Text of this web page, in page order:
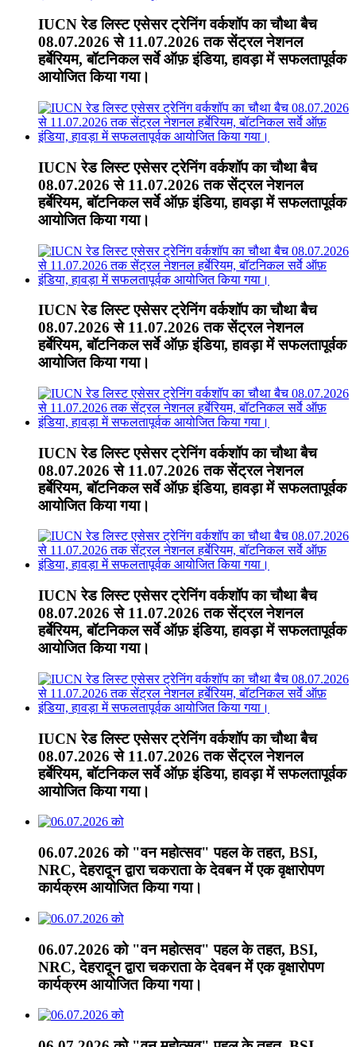
IUCN रेड लिस्ट एसेसर ट्रेनिंग वर्कशॉप का चौथा बैच
08.07.2026 से 11.07.2026 तक सेंट्रल नेशनल
हर्बेरियम, बॉटनिकल सर्वे ऑफ़ इंडिया, हावड़ा में सफलतापूर्वक
आयोजित किया गया।
IUCN रेड लिस्ट एसेसर ट्रेनिंग वर्कशॉप का चौथा बैच
08.07.2026 से 11.07.2026 तक सेंट्रल नेशनल
हर्बेरियम, बॉटनिकल सर्वे ऑफ़ इंडिया, हावड़ा में सफलतापूर्वक
आयोजित किया गया।
IUCN रेड लिस्ट एसेसर ट्रेनिंग वर्कशॉप का चौथा बैच
08.07.2026 से 11.07.2026 तक सेंट्रल नेशनल
हर्बेरियम, बॉटनिकल सर्वे ऑफ़ इंडिया, हावड़ा में सफलतापूर्वक
आयोजित किया गया।
IUCN रेड लिस्ट एसेसर ट्रेनिंग वर्कशॉप का चौथा बैच
08.07.2026 से 11.07.2026 तक सेंट्रल नेशनल
हर्बेरियम, बॉटनिकल सर्वे ऑफ़ इंडिया, हावड़ा में सफलतापूर्वक
आयोजित किया गया।
IUCN रेड लिस्ट एसेसर ट्रेनिंग वर्कशॉप का चौथा बैच
08.07.2026 से 11.07.2026 तक सेंट्रल नेशनल
हर्बेरियम, बॉटनिकल सर्वे ऑफ़ इंडिया, हावड़ा में सफलतापूर्वक
आयोजित किया गया।
IUCN रेड लिस्ट एसेसर ट्रेनिंग वर्कशॉप का चौथा बैच
08.07.2026 से 11.07.2026 तक सेंट्रल नेशनल
हर्बेरियम, बॉटनिकल सर्वे ऑफ़ इंडिया, हावड़ा में सफलतापूर्वक
आयोजित किया गया।
06.07.2026 को "वन महोत्सव" पहल के तहत, BSI,
NRC, देहरादून द्वारा चकराता के देवबन में एक वृक्षारोपण
कार्यक्रम आयोजित किया गया।
06.07.2026 को "वन महोत्सव" पहल के तहत, BSI,
NRC, देहरादून द्वारा चकराता के देवबन में एक वृक्षारोपण
कार्यक्रम आयोजित किया गया।